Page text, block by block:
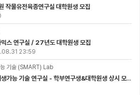
작물유전육종연구실 대학원생 모집
스 연구실 / 27년도 대학원생 모집
23:59
능 기술 (SMART) Lab
[성균관대학교] 분리소재 및 재생가능 기술 연구실 - 학부연구생&대학원생 상시 모집 (미래에너지공학과)